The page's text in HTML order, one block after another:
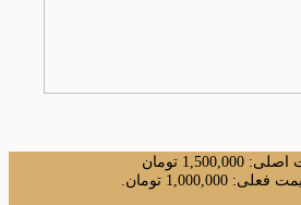
قیمت اصلی: 1,500,000 تومان
فعلی: 1,000,000 تومان.